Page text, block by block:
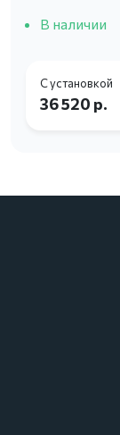
В наличии
С установкой
36 520 р.